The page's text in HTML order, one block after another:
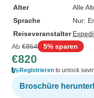
Alter
Alle
Sprache
Nur:
Reiseveranstalter
Ab €864 5% sparen
€820
Registrieren to unlock
Broschüre